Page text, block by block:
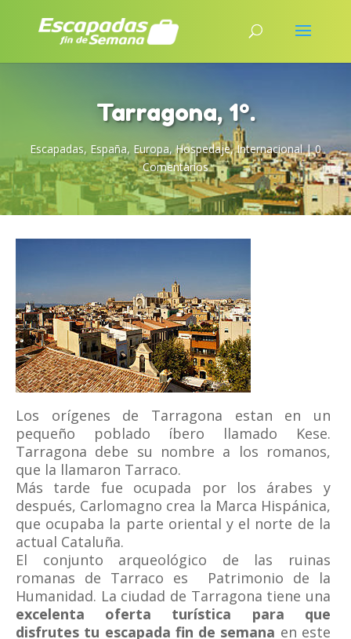
Tarragona, 1º.
Escapadas, España, Europa,Hospedaje,Internacional|0
Comentarios
Los orígenes de Tarragona estan en un
pequeño poblado íbero llamado Kese.
Tarragona debe su nombre a los romanos,
que la llamaron Tarraco.
Más tarde fue ocupada por los árabes y
después, Carlomagno crea la Marca Hispánica,
que ocupaba la parte oriental y el norte de la
actual Cataluña.
El conjunto arqueológico de las ruinas
romanas de Tarraco es Patrimonio de la
Humanidad. La ciudad de Tarragona tiene una
excelenta oferta turística para que
disfrutes tu escapada fin de semana en este